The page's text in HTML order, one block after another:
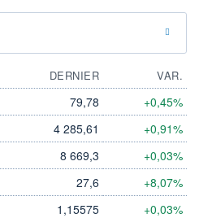
DERNIER
VAR.
79,78 +0,45%
4 285,61 +0,91%
8 669,3 +0,03%
27,6 +8,07%
1,15575 +0,03%